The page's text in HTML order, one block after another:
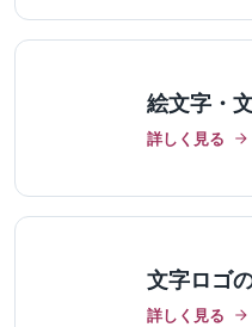
絵文字・
詳しく見る
文字ロゴ
詳しく見る